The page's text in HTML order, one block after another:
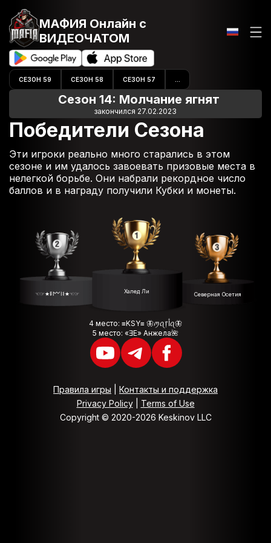
МАФИЯ Онлайн с
ВИДЕОЧАТОМ
СЕЗОН 59 СЕЗОН 58 СЕЗОН 57
Сезон 14: Молчание ягнят
закончился 27.02.2023
Победители Сезона
Эти игроки реально много старались в этом
сезоне и им удалось завоевать призовые места в
нелегкой борьбе. Они набрали рекордное число
баллов и в награду получили Кубки и монеты.
Халед Ли
☜☞★𐌄𐌌𐌉𐌔★☜☞ Северная Осетия
4 место: ≡KSY≡ 🦋ꪑꪖ᥅ﺃꪖ🦋
5 место: «ƎE» Анжела🌺
Правила игры
Контакты и поддержка
Privacy Policy| Terms of Use
Copyright © 2020-2026 Keskinov LLC